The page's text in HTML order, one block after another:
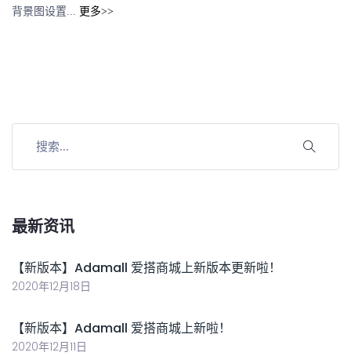
背景图设置... 更多>>
最新资讯
【新版本】Adamall 爱搭商城上新版本更新啦！
2020年12月18日
【新版本】Adamall 爱搭商城上新啦！
2020年12月11日